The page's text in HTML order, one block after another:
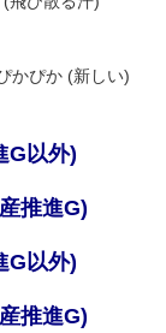
G以外)
推進G)
G以外)
推進G)